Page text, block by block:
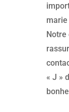
Notre
« J »